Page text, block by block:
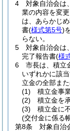
4
対象自治会は、
業の内容を変
は、あらかじ
書(様式第5号)
らない。
5
対象自治会は
完了報告書(様
6
市長は、積立
いずれかに該
立金の全部ま
(1)
積立金事
(2)
積立金を
(3)
積立金に
(交付金に係る
第8条
対象自治